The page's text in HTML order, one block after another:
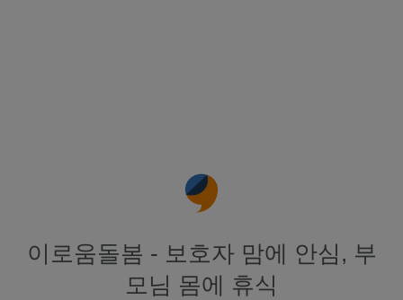
이로움돌봄 - 보호자 맘에 안심, 부
모님 몸에 휴식